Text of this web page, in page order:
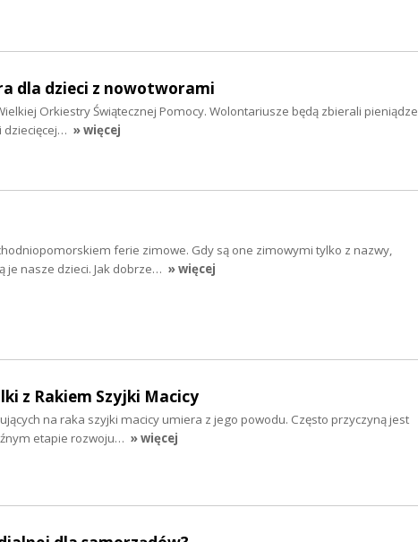
dla dzieci z nowotworami
Orkiestry Świątecznej Pomocy. Wolontariusze będą zbierali pieniądze
dziecięcej… » więcej
ferie zimowe. Gdy są one zimowymi tylko z nazwy,
je nasze dzieci. Jak dobrze… » więcej
z Rakiem Szyjki Macicy
na raka szyjki macicy umiera z jego powodu. Często przyczyną jest
etapie rozwoju… » więcej